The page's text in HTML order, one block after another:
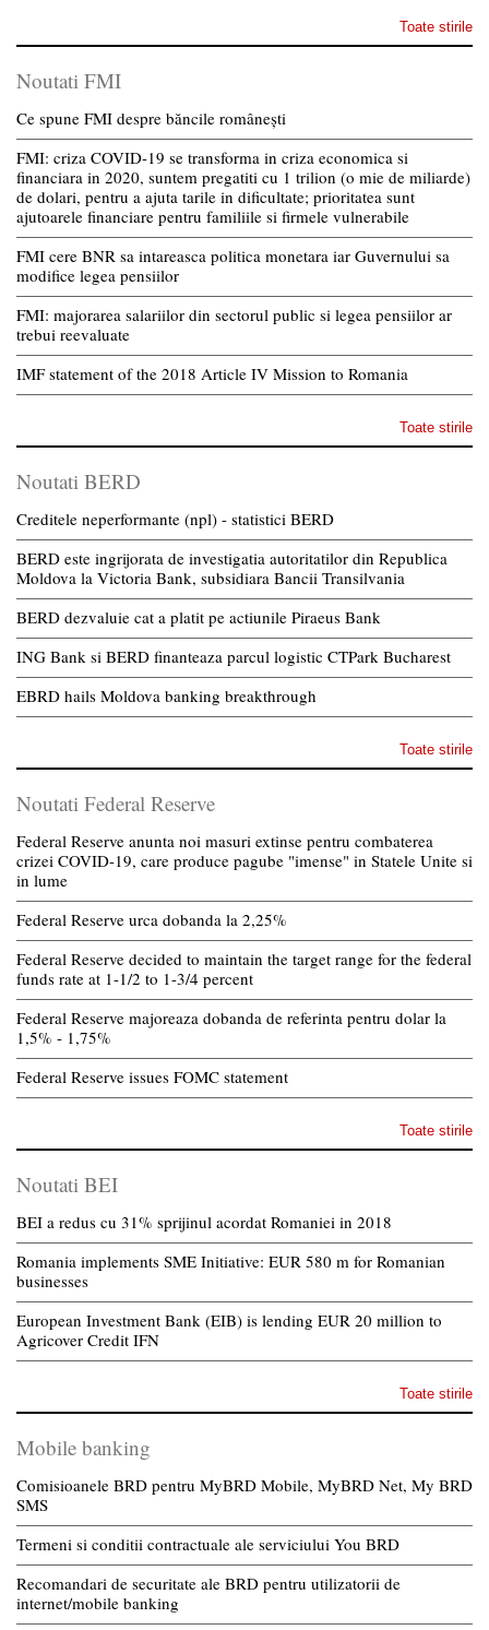
Toate stirile
Noutati FMI
Ce spune FMI despre băncile românești
FMI: criza COVID-19 se transforma in criza economica si
financiara in 2020, suntem pregatiti cu 1 trilion (o mie de miliarde)
de dolari, pentru a ajuta tarile in dificultate; prioritatea sunt
ajutoarele financiare pentru familiile si firmele vulnerabile
FMI cere BNR sa intareasca politica monetara iar Guvernului sa
modifice legea pensiilor
FMI: majorarea salariilor din sectorul public si legea pensiilor ar
trebui reevaluate
IMF statement of the 2018 Article IV Mission to Romania
Toate stirile
Noutati BERD
Creditele neperformante (npl) - statistici BERD
BERD este ingrijorata de investigatia autoritatilor din Republica
Moldova la Victoria Bank, subsidiara Bancii Transilvania
BERD dezvaluie cat a platit pe actiunile Piraeus Bank
ING Bank si BERD finanteaza parcul logistic CTPark Bucharest
EBRD hails Moldova banking breakthrough
Toate stirile
Noutati Federal Reserve
Federal Reserve anunta noi masuri extinse pentru combaterea
crizei COVID-19, care produce pagube "imense" in Statele Unite si
in lume
Federal Reserve urca dobanda la 2,25%
Federal Reserve decided to maintain the target range for the federal
funds rate at 1-1/2 to 1-3/4 percent
Federal Reserve majoreaza dobanda de referinta pentru dolar la
1,5% - 1,75%
Federal Reserve issues FOMC statement
Toate stirile
Noutati BEI
BEI a redus cu 31% sprijinul acordat Romaniei in 2018
Romania implements SME Initiative: EUR 580 m for Romanian
businesses
European Investment Bank (EIB) is lending EUR 20 million to
Agricover Credit IFN
Toate stirile
Mobile banking
Comisioanele BRD pentru MyBRD Mobile, MyBRD Net, My BRD
SMS
Termeni si conditii contractuale ale serviciului You BRD
Recomandari de securitate ale BRD pentru utilizatorii de
internet/mobile banking